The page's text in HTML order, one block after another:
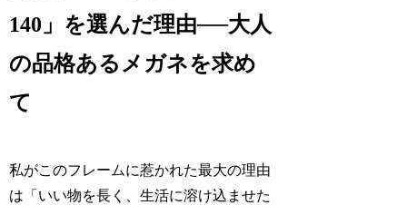
140」を選んだ理由──大人
の品格あるメガネを求め
て
私がこのフレームに惹かれた最大の理由
は「いい物を長く、生活に溶け込ませた